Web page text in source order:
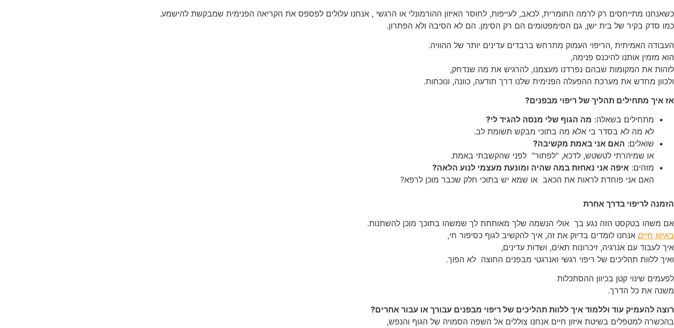
כשאנחנו מתייחסים רק לרמה החומרית, לכאב, לעייפות, לחוסר האיזון ההורמונלי או הרגשי , אנחנו עלולים לפספס את הקריאה הפנימית שמבקשת להישמע.
כמו סדק בקיר של בית ישן, גם הסימפטומים הם רק הסימן. הם לא הסיבה ולא הפתרון.
העבודה האמיתית ,הריפוי העמוק מתרחש ברבדים עדינים יותר של ההוויה.
הוא מזמין אותנו להיכנס פנימה,
לזהות את המקומות שבהם נפרדנו מעצמנו, להרגיש את מה שנדחק,
ולכוון מחדש את מערכת ההפעלה הפנימית שלנו דרך תודעה, כוונה, ונוכחות.
אז איך מתחילים תהליך של ריפוי מבפנים?
מתחילים בשאלה: מה הגוף שלי מנסה להגיד לי?
לא מה לא בסדר בי אלא מה בתוכי מבקש תשומת לב.
שואלים: האם אני באמת מקשיבה?
או שמיהרתי לטשטש, לדכא, "לפתור" לפני שהקשבתי באמת.
מזהים: איפה אני נאחזת במה שהיה ומונעת מעצמי לנוע הלאה?
האם אני פוחדת לראות את הכאב או שמא יש בתוכי חלק שכבר מוכן לרפא?
הזמנה לריפוי בדרך אחרת
אם משהו בטקסט הזה נגע בך אולי הנשמה שלך מאותתת לך שמשהו בתוכך מוכן להשתנות.
באיזון חיים אנחנו לומדים בדיוק את זה, איך להקשיב לגוף כסיפור חי,
איך לעבוד עם אנרגיה, זיכרונות תאים, ושדות עדינים,
ואיך ללוות תהליכים של ריפוי רגשי ואנרגטי מבפנים החוצה לא הפוך.
לפעמים שינוי קטן בכיוון ההסתכלות
משנה את כל הדרך.
רוצה להעמיק עוד וללמוד איך ללוות תהליכים של ריפוי מבפנים עבורך או עבור אחרים?
בהכשרה למטפלים בשיטת איזון חיים אנחנו צוללים אל השפה הסמויה של הגוף והנפש,